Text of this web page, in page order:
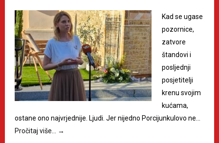
Kad se ugase
pozornice,
zatvore
štandovi i
posljednji
posjetitelji
krenu svojim
kućama,
ostane ono najvrjednije. Ljudi. Jer nijedno Porcijunkulovo ne…
Pročitaj više…
→